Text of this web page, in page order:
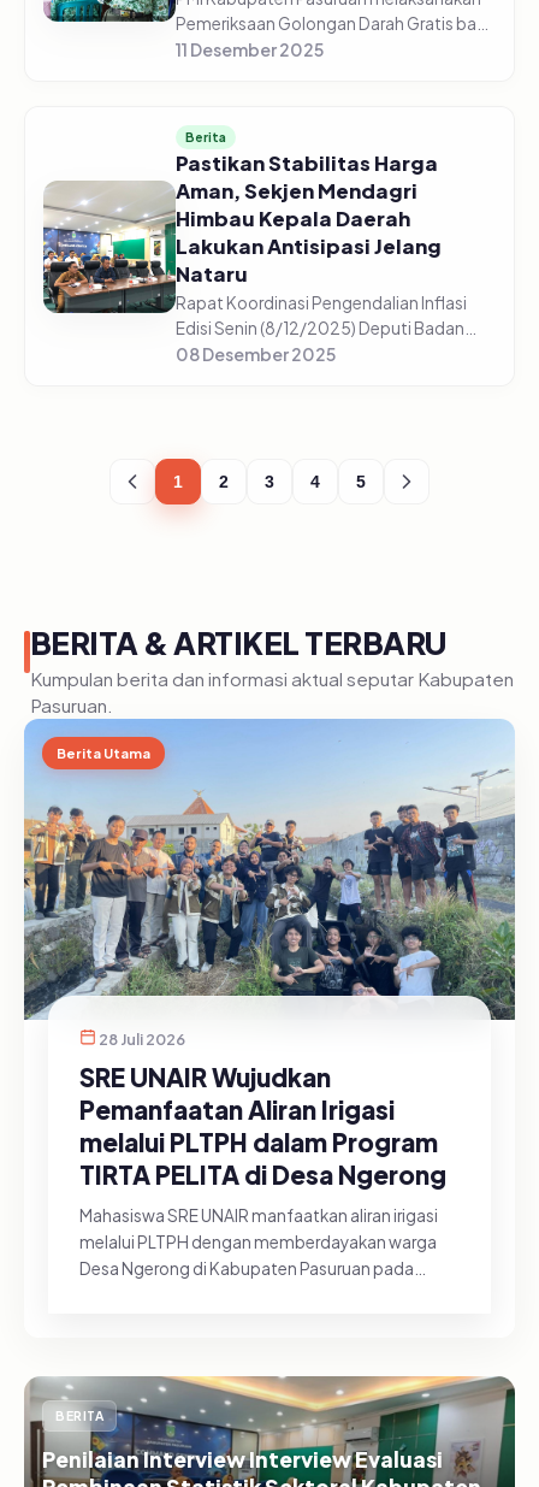
Pemeriksaan Golongan Darah Gratis bagi
5.225 pelajar di 44 sekolah yang tersebar
11 Desember 2025
Berita
Pastikan Stabilitas Harga
Aman, Sekjen Mendagri
Himbau Kepala Daerah
Lakukan Antisipasi Jelang
Nataru
Rapat Koordinasi Pengendalian Inflasi
Edisi Senin (8/12/2025) Deputi Badan
Pusat Statistik, Pudji Ismartini
08 Desember 2025
1 2 3 4 5
BERITA & ARTIKEL TERBARU
Kumpulan berita dan informasi aktual seputar Kabupaten
Pasuruan.
Berita Utama
28 Juli 2026
SRE UNAIR Wujudkan
Pemanfaatan Aliran Irigasi
melalui PLTPH dalam Program
TIRTA PELITA di Desa Ngerong
Mahasiswa SRE UNAIR manfaatkan aliran irigasi
melalui PLTPH dengan memberdayakan warga
Desa Ngerong di Kabupaten Pasuruan pada
BERITA
Penilaian Interview Interview Evaluasi